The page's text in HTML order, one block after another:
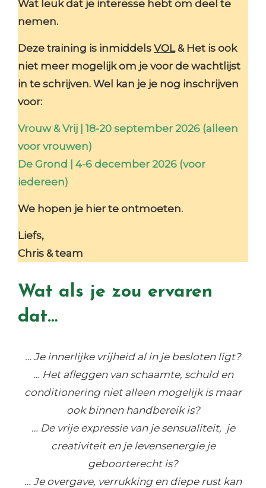
Wat leuk dat je interesse hebt om deel te
nemen.
Deze training is inmiddels VOL& Het is ook
niet meer mogelijk om je voor de wachtlijst
in te schrijven. Wel kan je je nog inschrijven
voor:
Vrouw & Vrij | 18-20 september 2026 (alleen
voor vrouwen)
De Grond | 4-6 december 2026 (voor
iedereen)
We hopen je hier te ontmoeten.
Liefs,
Chris & team
Wat als je zou ervaren
dat…
… Je innerlijke vrijheid al in je besloten ligt?
… Het afleggen van schaamte, schuld en
conditionering niet alleen mogelijk is maar
ook binnen handbereik is?
… De vrije expressie van je sensualiteit, je
creativiteit en je levensenergie je
geboorterecht is?
… Je overgave, verrukking en diepe rust kan